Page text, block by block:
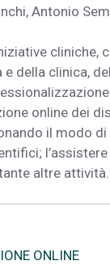
Antonio
cliniche,
della clinica,
online dei
il modo di
altre attività.
ONLINE